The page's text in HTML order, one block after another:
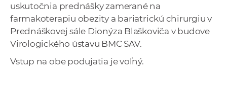
uskutočnia prednášky zamerané na
farmakoterapiu obezity a bariatrickú chirurgiu v
Prednáškovej sále Dionýza Blaškoviča v budove
Virologického ústavu BMC SAV.
Vstup na obe podujatia je voľný.